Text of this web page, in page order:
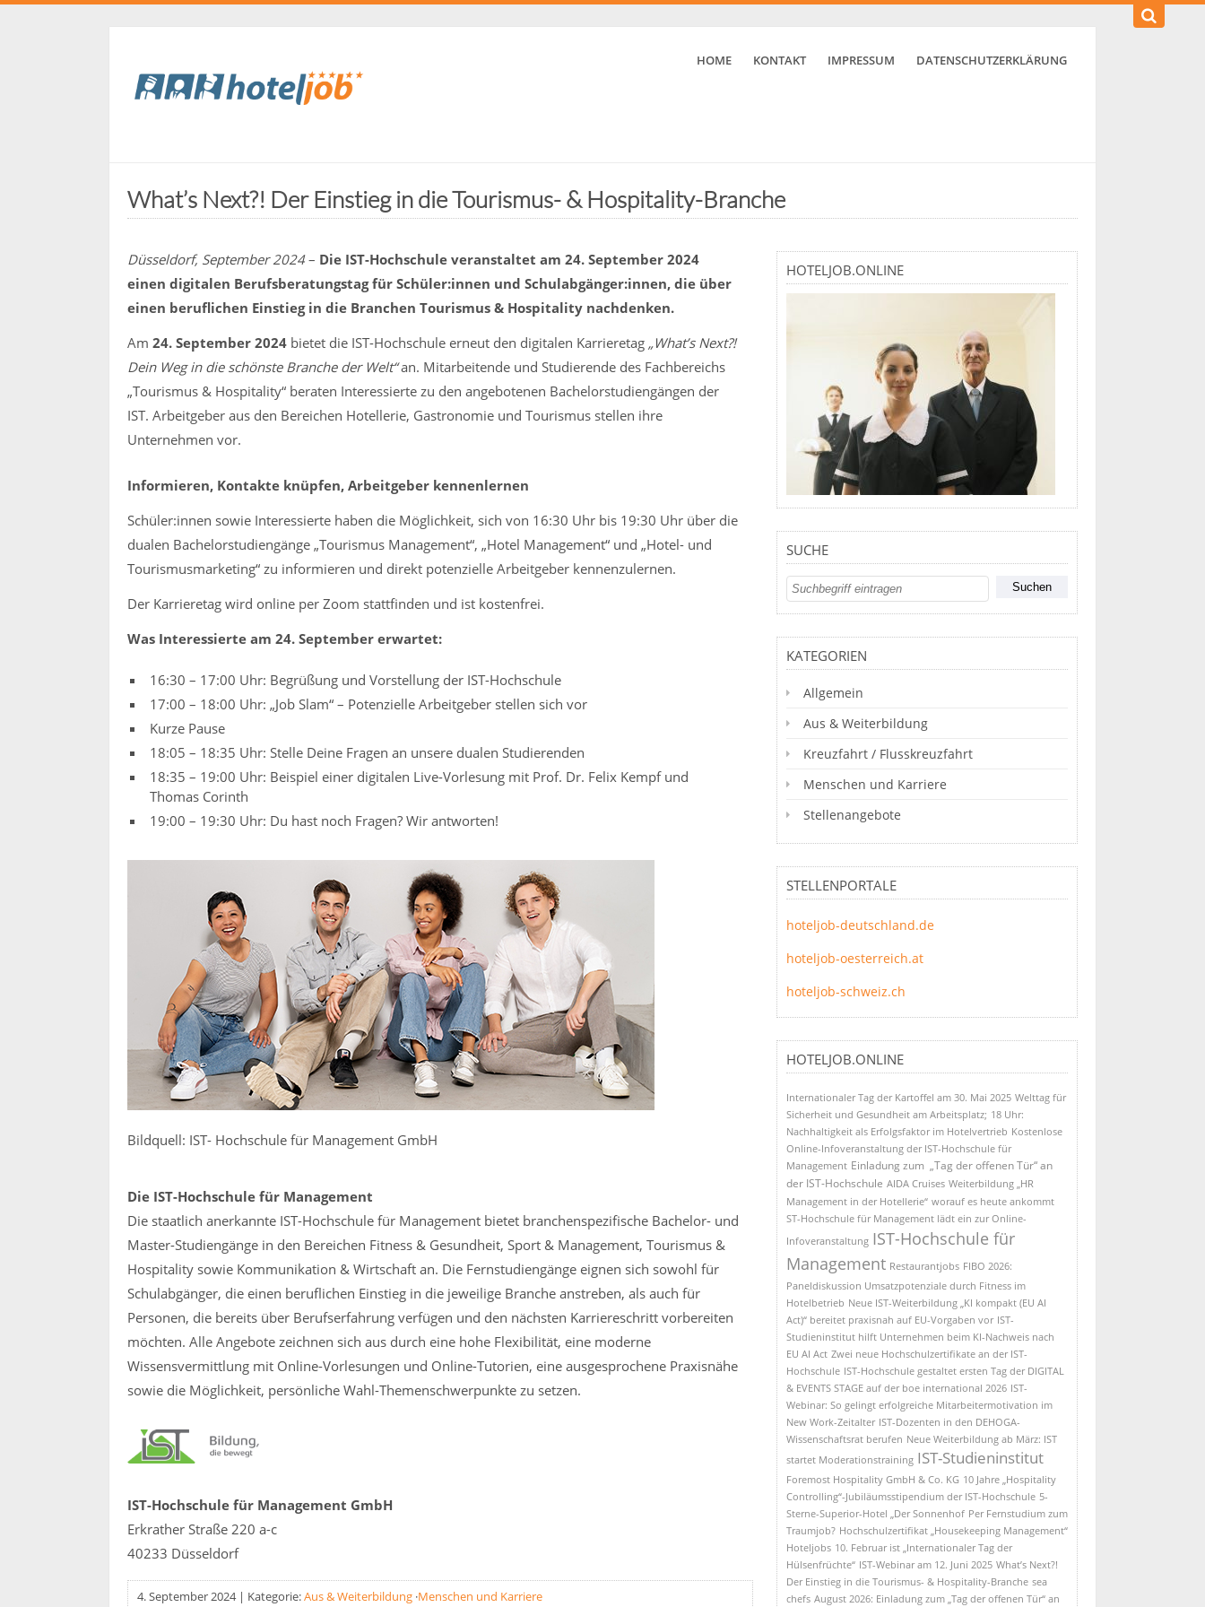
HOME KONTAKT IMPRESSUM DATENSCHUTZERKLÄRUNG
What’s Next?! Der Einstieg in die Tourismus- & Hospitality-Branche
Düsseldorf, September 2024– Die IST-Hochschule veranstaltet am 24. September 2024
einen digitalen Berufsberatungstag für Schüler:innen und Schulabgänger:innen, die über
einen beruflichen Einstieg in die Branchen Tourismus & Hospitality nachdenken.
Am 24. September 2024 bietet die IST-Hochschule erneut den digitalen Karrieretag „What’s Next?!
Dein Weg in die schönste Branche der Welt“an. Mitarbeitende und Studierende des Fachbereichs
„Tourismus & Hospitality“ beraten Interessierte zu den angebotenen Bachelorstudiengängen der
IST. Arbeitgeber aus den Bereichen Hotellerie, Gastronomie und Tourismus stellen ihre
Unternehmen vor.
Informieren, Kontakte knüpfen, Arbeitgeber kennenlernen
Schüler:innen sowie Interessierte haben die Möglichkeit, sich von 16:30 Uhr bis 19:30 Uhr über die
dualen Bachelorstudiengänge „Tourismus Management“, „Hotel Management“ und „Hotel- und
Tourismusmarketing“ zu informieren und direkt potenzielle Arbeitgeber kennenzulernen.
Der Karrieretag wird online per Zoom stattfinden und ist kostenfrei.
Was Interessierte am 24. September erwartet:
16:30 – 17:00 Uhr: Begrüßung und Vorstellung der IST-Hochschule
17:00 – 18:00 Uhr: „Job Slam“ – Potenzielle Arbeitgeber stellen sich vor
Kurze Pause
18:05 – 18:35 Uhr: Stelle Deine Fragen an unsere dualen Studierenden
18:35 – 19:00 Uhr: Beispiel einer digitalen Live-Vorlesung mit Prof. Dr. Felix Kempf und
Thomas Corinth
19:00 – 19:30 Uhr: Du hast noch Fragen? Wir antworten!
Bildquell: IST- Hochschule für Management GmbH
Die IST-Hochschule für Management
Die staatlich anerkannte IST-Hochschule für Management bietet branchenspezifische Bachelor- und
Master-Studiengänge in den Bereichen Fitness & Gesundheit, Sport & Management, Tourismus &
Hospitality sowie Kommunikation & Wirtschaft an. Die Fernstudiengänge eignen sich sowohl für
Schulabgänger, die einen beruflichen Einstieg in die jeweilige Branche anstreben, als auch für
Personen, die bereits über Berufserfahrung verfügen und den nächsten Karriereschritt vorbereiten
möchten. Alle Angebote zeichnen sich aus durch eine hohe Flexibilität, eine moderne
Wissensvermittlung mit Online-Vorlesungen und Online-Tutorien, eine ausgesprochene Praxisnähe
sowie die Möglichkeit, persönliche Wahl-Themenschwerpunkte zu setzen.
IST-Hochschule für Management GmbH
Erkrather Straße 220 a-c
40233 Düsseldorf
4. September 2024| Kategorie:Aus & Weiterbildung ·Menschen und Karriere
HOTELJOB.ONLINE
SUCHE
KATEGORIEN
Allgemein
Aus & Weiterbildung
Kreuzfahrt / Flusskreuzfahrt
Menschen und Karriere
Stellenangebote
STELLENPORTALE
hoteljob-deutschland.de
hoteljob-oesterreich.at
hoteljob-schweiz.ch
HOTELJOB.ONLINE
Internationaler Tag der Kartoffel am 30. Mai 2025 Welttag für
Sicherheit und Gesundheit am Arbeitsplatz; 18 Uhr:
Nachhaltigkeit als Erfolgsfaktor im Hotelvertrieb Kostenlose
Online-Infoveranstaltung der IST-Hochschule für
Management Einladung zum „Tag der offenen Tür“ an
der IST-Hochschule AIDA Cruises Weiterbildung „HR
Management in der Hotellerie“ worauf es heute ankommt
ST-Hochschule für Management lädt ein zur Online-
Infoveranstaltung IST-Hochschule für
Management Restaurantjobs FIBO 2026:
Paneldiskussion Umsatzpotenziale durch Fitness im
Hotelbetrieb Neue IST-Weiterbildung „KI kompakt (EU AI
Act)“ bereitet praxisnah auf EU-Vorgaben vor IST-
Studieninstitut hilft Unternehmen beim KI-Nachweis nach
EU AI Act Zwei neue Hochschulzertifikate an der IST-
Hochschule IST-Hochschule gestaltet ersten Tag der DIGITAL
& EVENTS STAGE auf der boe international 2026 IST-
Webinar: So gelingt erfolgreiche Mitarbeitermotivation im
New Work-Zeitalter IST-Dozenten in den DEHOGA-
Wissenschaftsrat berufen Neue Weiterbildung ab März: IST
startet Moderationstraining IST-Studieninstitut
Foremost Hospitality GmbH & Co. KG 10 Jahre „Hospitality
Controlling“-Jubiläumsstipendium der IST-Hochschule 5-
Sterne-Superior-Hotel „Der Sonnenhof Per Fernstudium zum
Traumjob? Hochschulzertifikat „Housekeeping Management“
Hoteljobs 10. Februar ist „Internationaler Tag der
Hülsenfrüchte“ IST-Webinar am 12. Juni 2025 What’s Next?!
Der Einstieg in die Tourismus- & Hospitality-Branche sea
chefs August 2026: Einladung zum „Tag der offenen Tür“ an